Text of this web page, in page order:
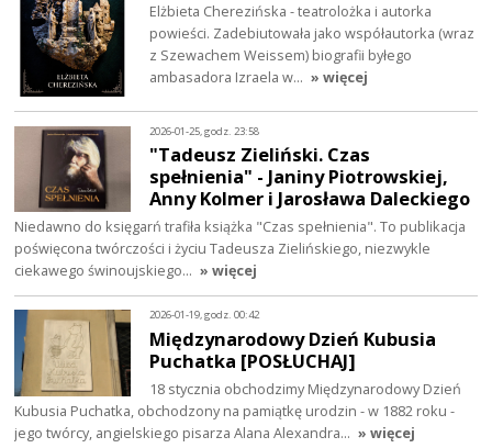
Elżbieta Cherezińska - teatrolożka i autorka
powieści. Zadebiutowała jako współautorka (wraz
z Szewachem Weissem) biografii byłego
ambasadora Izraela w… » więcej
2026-01-25, godz. 23:58
"Tadeusz Zieliński. Czas
spełnienia" - Janiny Piotrowskiej,
Anny Kolmer i Jarosława Daleckiego
Niedawno do księgarń trafiła książka "Czas spełnienia". To publikacja
poświęcona twórczości i życiu Tadeusza Zielińskiego, niezwykle
ciekawego świnoujskiego… » więcej
2026-01-19, godz. 00:42
Międzynarodowy Dzień Kubusia
Puchatka [POSŁUCHAJ]
18 stycznia obchodzimy Międzynarodowy Dzień
Kubusia Puchatka, obchodzony na pamiątkę urodzin - w 1882 roku -
jego twórcy, angielskiego pisarza Alana Alexandra… » więcej